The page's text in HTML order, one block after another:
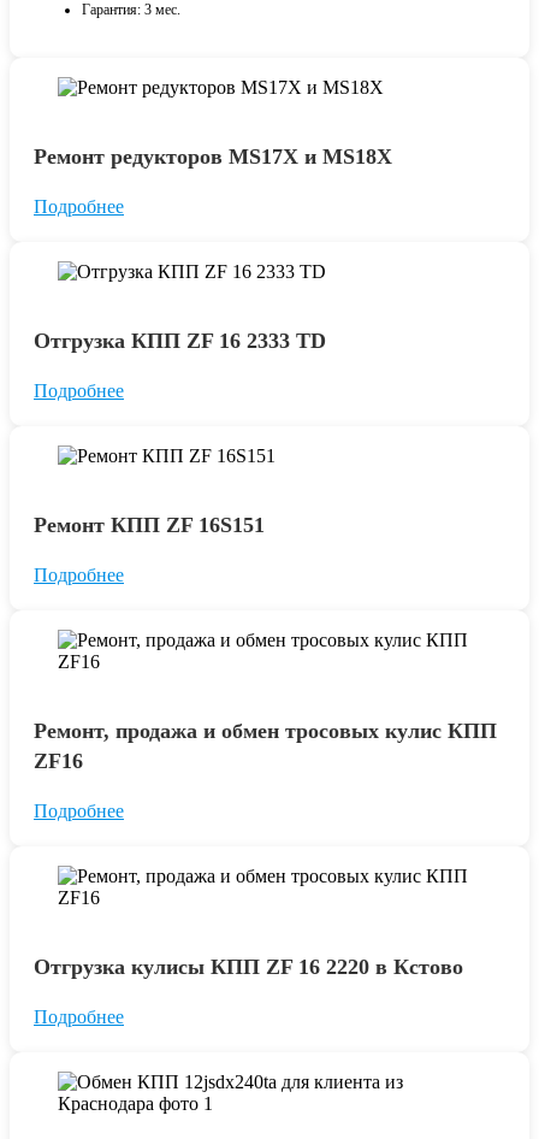
Гарантия: 3 мес.
Ремонт редукторов MS17X и MS18X
Подробнее
Отгрузка КПП ZF 16 2333 TD
Подробнее
Ремонт КПП ZF 16S151
Подробнее
Ремонт, продажа и обмен тросовых кулис КПП
ZF16
Подробнее
Отгрузка кулисы КПП ZF 16 2220 в Кстово
Подробнее